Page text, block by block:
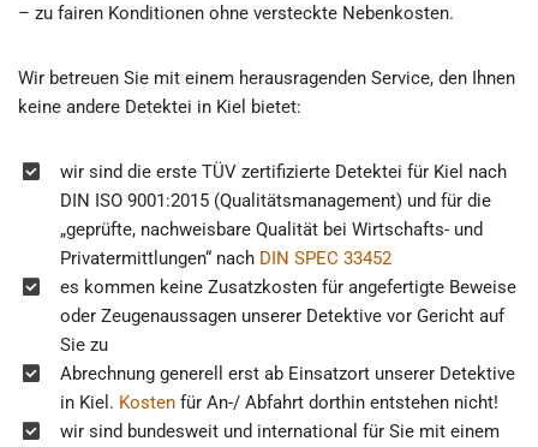
– zu fairen Konditionen ohne versteckte Nebenkosten.
Wir betreuen Sie mit einem herausragenden Service, den Ihnen
keine andere Detektei in Kiel bietet:
wir sind die erste TÜV zertifizierte Detektei für Kiel nach
DIN ISO 9001:2015 (Qualitätsmanagement) und für die
„geprüfte, nachweisbare Qualität bei Wirtschafts- und
Privatermittlungen“ nach DIN SPEC 33452
es kommen keine Zusatzkosten für angefertigte Beweise
oder Zeugenaussagen unserer Detektive vor Gericht auf
Sie zu
Abrechnung generell erst ab Einsatzort unserer Detektive
in Kiel. Kosten für An-/ Abfahrt dorthin entstehen nicht!
wir sind bundesweit und international für Sie mit einem